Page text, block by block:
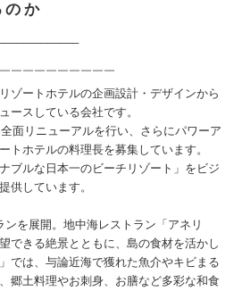
のか
￣￣￣￣￣￣￣￣￣
ゾートホテルの企画設計・デザインから
ースしている会社です。
面リニューアルを行い、さらにパワーア
トホテルの料理長を募集しています。
ブルな日本一のビーチリゾート」をビジ
供しています。
を展開。地中海レストラン「アネリ
できる絶景とともに、島の食材を活かし
では、与論近海で獲れた魚介やキビまる
郷土料理やお刺身、お膳など多彩な和食